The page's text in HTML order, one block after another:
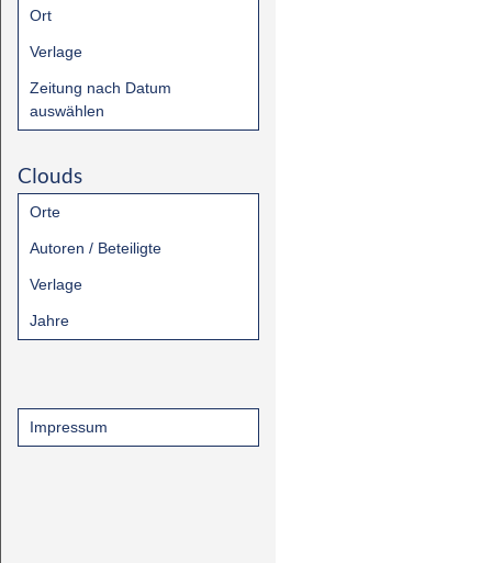
Ort
Verlage
Zeitung nach Datum
auswählen
Clouds
Orte
Autoren / Beteiligte
Verlage
Jahre
Impressum